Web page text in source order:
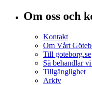
Om oss och
Kontakt
Om Vårt
Till goteborg.se
Så behandlar
Tillgänglighet
Arkiv